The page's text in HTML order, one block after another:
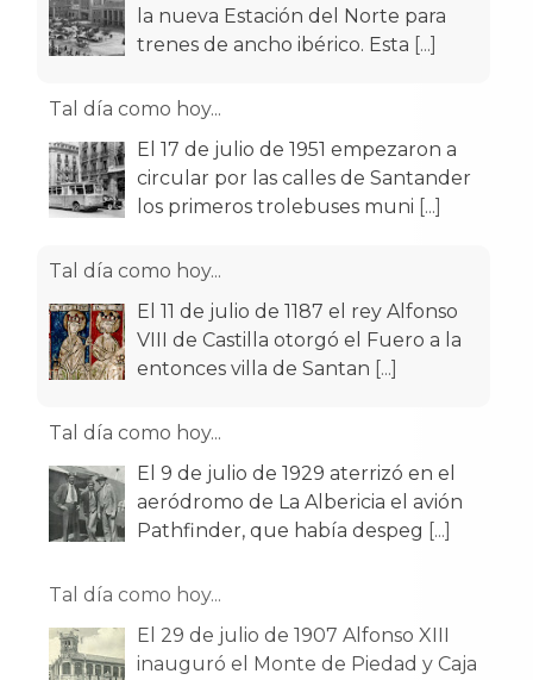
la nueva Estación del Norte para
trenes de ancho ibérico. Esta [...]
Tal día como hoy...
El 17 de julio de 1951 empezaron a
circular por las calles de Santander
los primeros trolebuses muni [...]
Tal día como hoy...
El 11 de julio de 1187 el rey Alfonso
VIII de Castilla otorgó el Fuero a la
entonces villa de Santan [...]
Tal día como hoy...
El 9 de julio de 1929 aterrizó en el
aeródromo de La Albericia el avión
Pathfinder, que había despeg [...]
Tal día como hoy...
El 29 de julio de 1907 Alfonso XIII
inauguró el Monte de Piedad y Caja